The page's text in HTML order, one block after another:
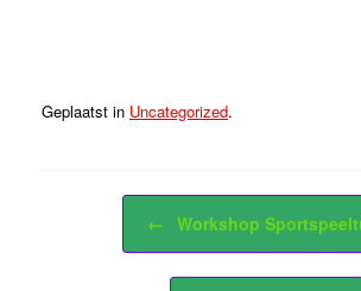
Geplaatst in Uncategorized.
Bericht navigatie
← Workshop